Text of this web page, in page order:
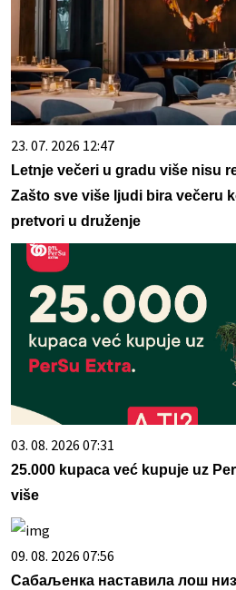
23. 07. 2026 12:47
Letnje večeri u gradu više nisu
Zašto sve više ljudi bira večeru
pretvori u druženje
03. 08. 2026 07:31
25.000 kupaca već kupuje uz
više
09. 08. 2026 07:56
Сабаљенка наставила лош